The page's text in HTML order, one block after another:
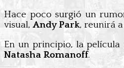
Hace poco surgió un
visual, Andy Park, reunirá
En un principio, la
Natasha Romanoff.